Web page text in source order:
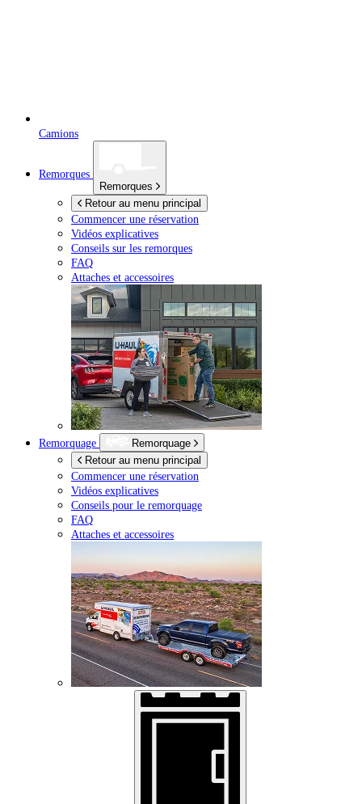
Camions
Remorques
Remorques
Retour au menu principal
Commencer une réservation
Vidéos explicatives
Conseils sur les remorques
FAQ
Attaches et accessoires
Remorquage
Remorquage
Retour au menu principal
Commencer une réservation
Vidéos explicatives
Conseils pour le remorquage
FAQ
Attaches et accessoires